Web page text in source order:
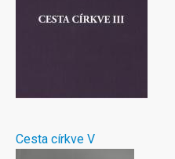
Cesta církve V